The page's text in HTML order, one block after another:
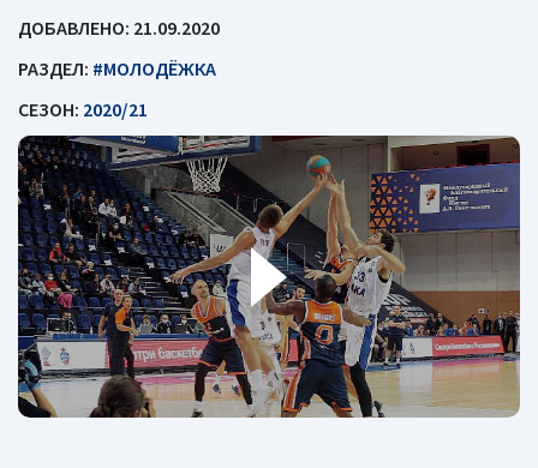
ДОБАВЛЕНО: 21.09.2020
РАЗДЕЛ: #МОЛОДЁЖКА
СЕЗОН: 2020/21